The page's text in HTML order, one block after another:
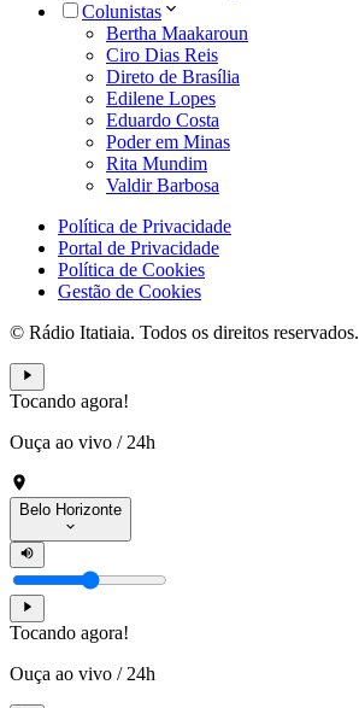
Colunistas
Bertha Maakaroun
Ciro Dias Reis
Direto de Brasília
Edilene Lopes
Eduardo Costa
Poder em Minas
Rita Mundim
Valdir Barbosa
Política de Privacidade
Portal de Privacidade
Política de Cookies
Gestão de Cookies
© Rádio Itatiaia. Todos os direitos reservados.
Tocando agora!
Ouça ao vivo / 24h
Belo Horizonte
Tocando agora!
Ouça ao vivo / 24h